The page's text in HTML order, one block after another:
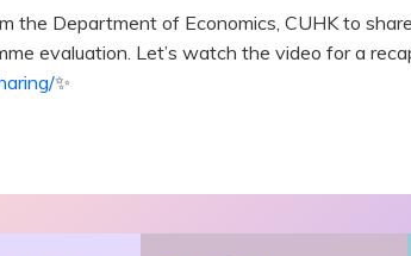
the Department of Economics, CUHK to
evaluation. Let’s watch the video for a
✨